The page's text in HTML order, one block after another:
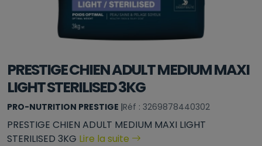
PRESTIGE CHIEN ADULT MEDIUM MAXI
LIGHT STERILISED 3KG
PRO-NUTRITION PRESTIGE |Réf : 3269878440302
PRESTIGE CHIEN ADULT MEDIUM MAXI LIGHT
STERILISED 3KG Lire la suite